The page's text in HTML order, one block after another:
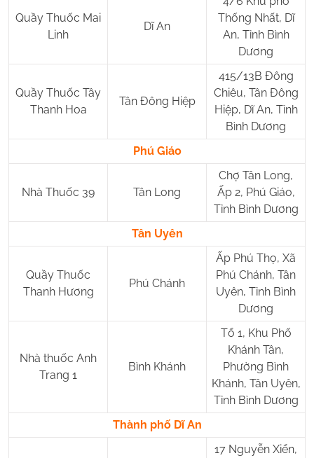
Quầy Thuốc Mai
Linh
Dĩ An
Thống Nhất, Dĩ
An, Tỉnh Bình
Dương
Quầy Thuốc Tây
Thanh Hoa
Tân Đông Hiệp
415/13B Đông
Chiêu, Tân Đông
Hiệp, Dĩ An, Tỉnh
Bình Dương
Phú Giáo
Nhà Thuốc 39 Tân Long
Chợ Tân Long,
Ấp 2, Phú Giáo,
Tỉnh Bình Dương
Tân Uyên
Quầy Thuốc
Thanh Hương
Phú Chánh
Ấp Phú Thọ, Xã
Phú Chánh, Tân
Uyên, Tỉnh Bình
Dương
Nhà thuốc Anh
Trang 1
Bình Khánh
Tổ 1, Khu Phố
Khánh Tân,
Phường Bình
Khánh, Tân Uyên,
Tỉnh Bình Dương
Thành phố Dĩ An
17 Nguyễn Xiển,